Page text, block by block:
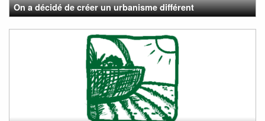
On a décidé de créer un urbanisme différent